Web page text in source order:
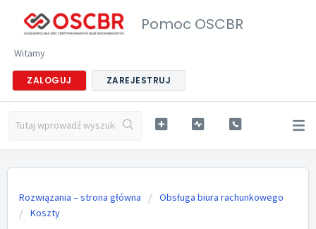
Pomoc OSCBR
Witamy
ZALOGUJ ZAREJESTRUJ
Rozwiązania – strona główna
Obsługa biura rachunkowego
Koszty